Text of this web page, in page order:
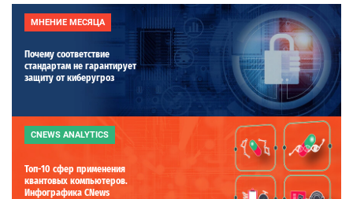
МНЕНИЕ МЕСЯЦА
Почему соответствие
стандартам не гарантирует
защиту от киберугроз
CNEWS ANALYTICS
Топ-10 сфер применения
квантовых компьютеров.
Инфографика CNews